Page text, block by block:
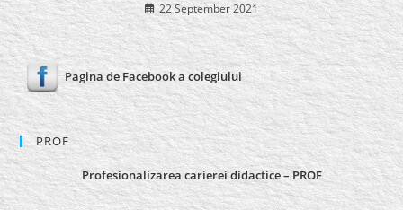
22 September 2021
Pagina de Facebook a colegiului
PROF
Profesionalizarea carierei didactice – PROF